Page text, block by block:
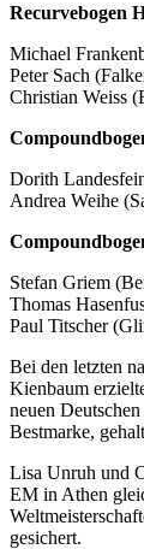
Recurvebogen
Michael
Peter Sach
Christian Weiss
Dorith
Andrea Weihe
Stefan Griem
Thomas
Paul Titscher
Bei den letzten
Kienbaum
neuen
Bestmarke,
Lisa Unruh und
EM in Athen
gesichert.